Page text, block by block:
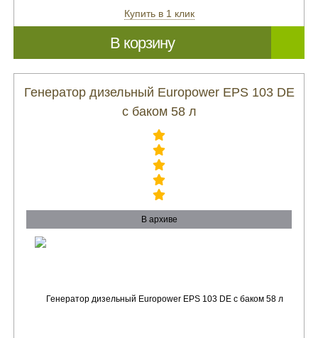
Купить в 1 клик
В корзину
Генератор дизельный Europower EPS 103 DE
с баком 58 л
В архиве